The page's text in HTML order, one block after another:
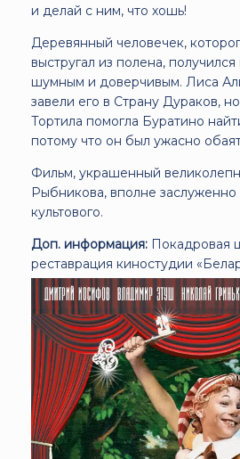
и делай с ним, что хошь!
Деревянный человечек,
выстругал из полена,
шумным и доверчивым. Лиса
завели его в Страну Дураков,
Тортила помогла Буратино
потому что он был ужасно
Фильм, украшенный
Рыбникова, вполне заслуженно
культового.
Доп. информация: Покадровая
реставрация киностудии